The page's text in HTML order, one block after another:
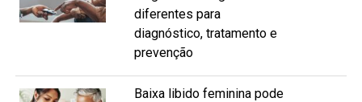
diferentes para
diagnóstico, tratamento e
prevenção
Baixa libido feminina pode